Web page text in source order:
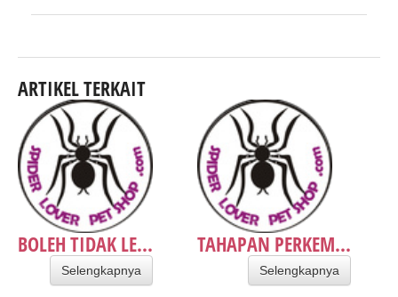
ARTIKEL TERKAIT
BOLEH TIDAK LE...
Selengkapnya
TAHAPAN PERKEM...
Selengkapnya